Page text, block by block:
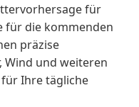
für
für die kommenden
präzise
Wind und weiteren
Ihre tägliche